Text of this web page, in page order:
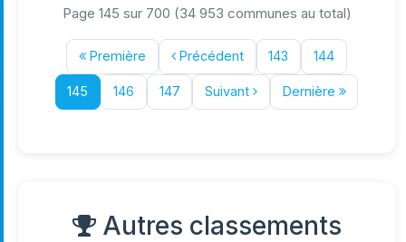
Page 145 sur 700 (34 953 communes au total)
Première Précédent 143 144
145 146 147 Suivant Dernière
Autres classements